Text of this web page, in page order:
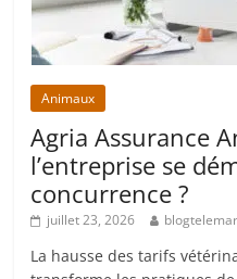
Animaux
Agria Assurance
l’entreprise se
concurrence ?
juillet 23, 2026
La hausse des tarifs